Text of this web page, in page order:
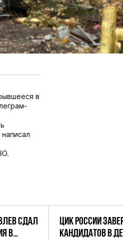
в
СДАЛ
В
ЦИК РОССИИ
КАНДИДАТОВ В